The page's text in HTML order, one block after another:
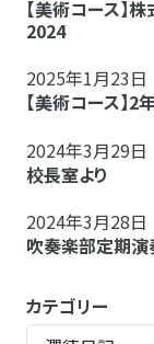
【美術コース】
2024
2025年1月23日
【美術コース】
2024年3月29日
校長室より
2024年3月28日
吹奏楽部定期演
カテゴリー